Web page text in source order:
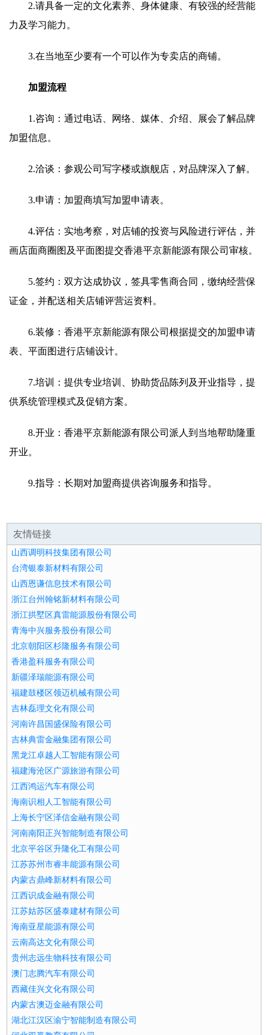
2.请具备一定的文化素养、身体健康、有较强的经营能
力及学习能力。
3.在当地至少要有一个可以作为专卖店的商铺。
加盟流程
1.咨询：通过电话、网络、媒体、介绍、展会了解品牌
加盟信息。
2.洽谈：参观公司写字楼或旗舰店，对品牌深入了解。
3.申请：加盟商填写加盟申请表。
4.评估：实地考察，对店铺的投资与风险进行评估，并
画店面商圈图及平面图提交香港平京新能源有限公司审核。
5.签约：双方达成协议，签具零售商合同，缴纳经营保
证金，并配送相关店铺评营运资料。
6.装修：香港平京新能源有限公司根据提交的加盟申请
表、平面图进行店铺设计。
7.培训：提供专业培训、协助货品陈列及开业指导，提
供系统管理模式及促销方案。
8.开业：香港平京新能源有限公司派人到当地帮助隆重
开业。
9.指导：长期对加盟商提供咨询服务和指导。
友情链接
山西调明科技集团有限公司
台湾银泰新材料有限公司
山西恩谦信息技术有限公司
浙江台州翰铭新材料有限公司
浙江拱墅区真雷能源股份有限公司
青海中兴服务股份有限公司
北京朝阳区杉隆服务有限公司
香港盈科服务有限公司
新疆泽瑞能源有限公司
福建鼓楼区领迈机械有限公司
吉林磊理文化有限公司
河南许昌国盛保险有限公司
吉林典雷金融集团有限公司
黑龙江卓越人工智能有限公司
福建海沧区广源旅游有限公司
江西鸿运汽车有限公司
海南识相人工智能有限公司
上海长宁区泽信金融有限公司
河南南阳正兴智能制造有限公司
北京平谷区升隆化工有限公司
江苏苏州市睿丰能源有限公司
内蒙古鼎峰新材料有限公司
江西识成金融有限公司
江苏姑苏区盛泰建材有限公司
海南亚星能源有限公司
云南高达文化有限公司
贵州志远生物科技有限公司
澳门志腾汽车有限公司
西藏佳兴文化有限公司
内蒙古澳迈金融有限公司
湖北江汉区渝宁智能制造有限公司